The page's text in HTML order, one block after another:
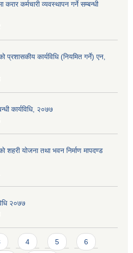
कर्मचारी व्यवस्थापन गर्ने सम्बन्धी
प्रशासकीय कार्यविधि (नियमित गर्ने) एन,
कार्यविधि, २०७७
शहरी योजना तथा भवन निर्माण मापदण्ड
२०७७
4 5 6